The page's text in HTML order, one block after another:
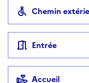
Chemin
Entrée
Accueil